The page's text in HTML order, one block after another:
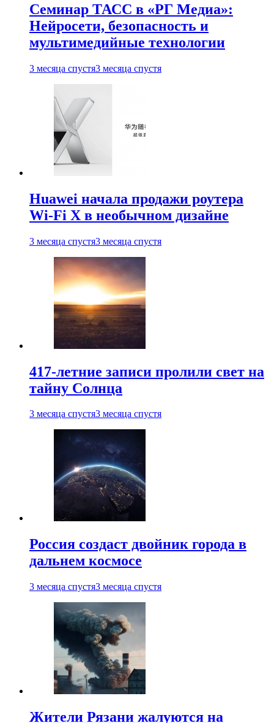
Семинар ТАСС в «РГ Медиа»:
Нейросети, безопасность и
мультимедийные технологии
3 месяца спустя3 месяца спустя
Huawei начала продажи роутера
Wi-Fi X в необычном дизайне
3 месяца спустя3 месяца спустя
417-летние записи пролили свет на
тайну Солнца
3 месяца спустя3 месяца спустя
Россия создаст двойник города в
дальнем космосе
3 месяца спустя3 месяца спустя
Жители Рязани жалуются на